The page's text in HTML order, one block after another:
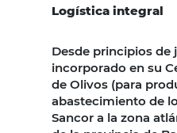
Logística integral
Desde principios de
incorporado en su
de Olivos (para
abastecimiento de
Sancor a la zona